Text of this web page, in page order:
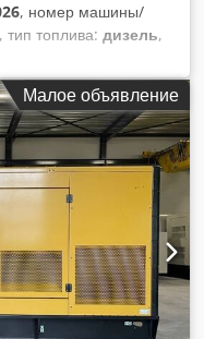
, номер машины/
, тип топлива: дизель,
C32
083 кг Dodpfsxtzdbjx
Размеры грузового
CE: да Объем
дополнительной
= Дополнительные
- Панель управления -
Малое объявление